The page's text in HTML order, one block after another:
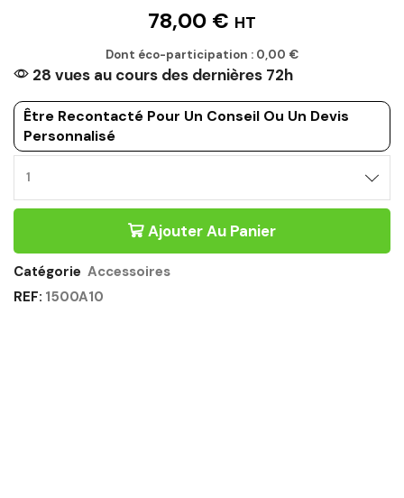
78,00 € HT
Dont éco-participation : 0,00 €
28 vues au cours des dernières 72h
Être Recontacté Pour Un Conseil Ou Un Devis
Personnalisé
DE
1
Ajouter Au Panier
Catégorie Accessoires
REF: 1500A10